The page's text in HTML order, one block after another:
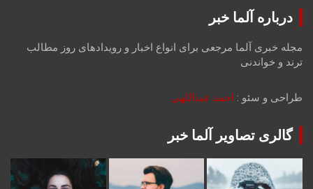
درباره آلما خبر
مجله خبری آلما مرجعی برای انواع اخبار و رویدادهای روز مطالب
ترند و خواندنی
طراحی و سئو : احمد عبداللهی
گالری تصاویر آلما خبر